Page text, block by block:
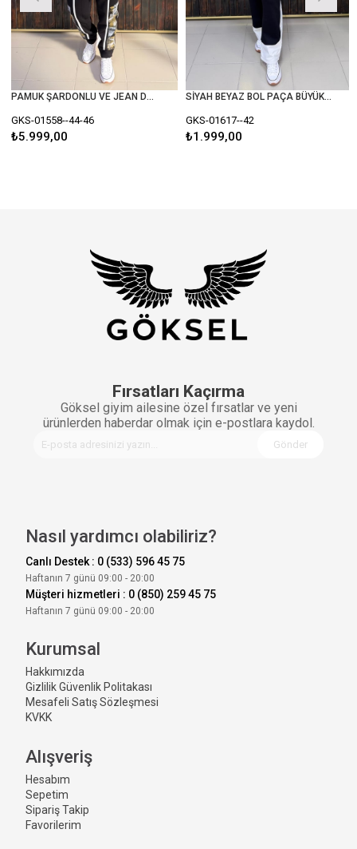
PAMUK ŞARDONLU VE JEAN DETAYLI BÜYÜK BEDEN TAKIM
GKS-01558--44-46
₺5.999,00
SİYAH BEYAZ BOL PAÇA BÜYÜK BEDEN TAKIM
GKS-01617--42
₺1.999,00
Fırsatları Kaçırma
Göksel giyim ailesine özel fırsatlar ve yeni
ürünlerden haberdar olmak için e-postlara kaydol.
Gönder
Nasıl yardımcı olabiliriz?
Canlı Destek : 0 (533) 596 45 75
Haftanın 7 günü 09:00 - 20:00
Müşteri hizmetleri : 0 (850) 259 45 75
Haftanın 7 günü 09:00 - 20:00
Kurumsal
Hakkımızda
Gizlilik Güvenlik Politakası
Mesafeli Satış Sözleşmesi
KVKK
Alışveriş
Hesabım
Sepetim
Sipariş Takip
Favorilerim